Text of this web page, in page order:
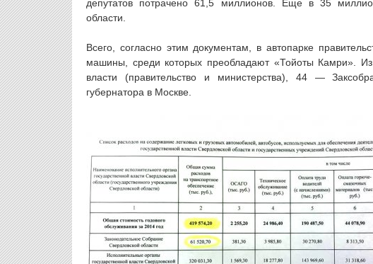
депутатов потрачено 61,5 миллионов. Еще в 35
области.
Всего, согласно этим документам, в автопарке
машины, среди которых преобладают «Тойоты Камри».
власти (правительство и министерства), 44 —
губернатора в Москве.